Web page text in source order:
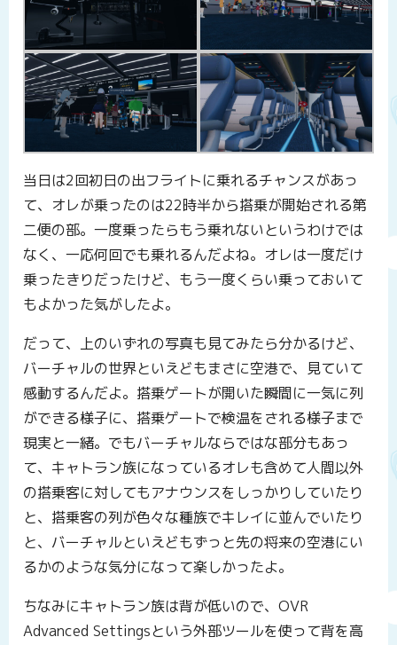
当日は2回初日の出フライトに乗れるチャンスがあっ
て、オレが乗ったのは22時半から搭乗が開始される第
二便の部。一度乗ったらもう乗れないというわけでは
なく、一応何回でも乗れるんだよね。オレは一度だけ
乗ったきりだったけど、もう一度くらい乗っておいて
もよかった気がしたよ。
だって、上のいずれの写真も見てみたら分かるけど、
バーチャルの世界といえどもまさに空港で、見ていて
感動するんだよ。搭乗ゲートが開いた瞬間に一気に列
ができる様子に、搭乗ゲートで検温をされる様子まで
現実と一緒。でもバーチャルならではな部分もあっ
て、キャトラン族になっているオレも含めて人間以外
の搭乗客に対してもアナウンスをしっかりしていたり
と、搭乗客の列が色々な種族でキレイに並んでいたり
と、バーチャルといえどもずっと先の将来の空港にい
るかのような気分になって楽しかったよ。
ちなみにキャトラン族は背が低いので、OVR
Advanced Settingsという外部ツールを使って背を高